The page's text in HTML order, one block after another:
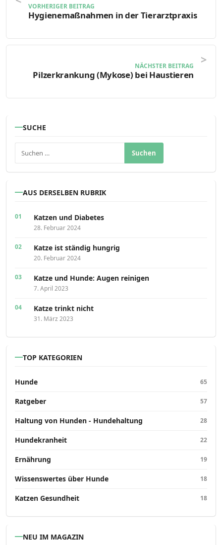
VORHERIGER BEITRAG
Hygienemaßnahmen in der Tierarztpraxis
NÄCHSTER BEITRAG
Pilzerkrankung (Mykose) bei Haustieren
SUCHE
AUS DERSELBEN RUBRIK
Katzen und Diabetes
28. Februar 2024
Katze ist ständig hungrig
20. Februar 2024
Katze und Hunde: Augen reinigen
7. April 2023
Katze trinkt nicht
31. März 2023
TOP KATEGORIEN
Hunde 65
Ratgeber 57
Haltung von Hunden - Hundehaltung 28
Hundekranheit 22
Ernährung 19
Wissenswertes über Hunde 18
Katzen Gesundheit 18
NEU IM MAGAZIN